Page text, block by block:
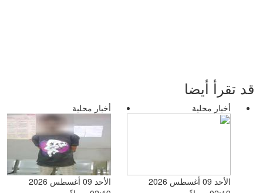
قد تقرأ أيضا
أخبار محلية
الأحد 09 أغسطس 2026
أخبار محلية
الأحد 09 أغسطس 2026